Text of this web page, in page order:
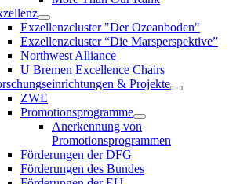
Exzellenzcluster "Der Ozeanboden"
Exzellenzcluster “Die Marsperspektive”
Northwest Alliance
U Bremen Excellence Chairs
& Projekte
ZWE
Promotionsprogramme
Anerkennung von
Promotionsprogrammen
Förderungen der DFG
Förderungen des Bundes